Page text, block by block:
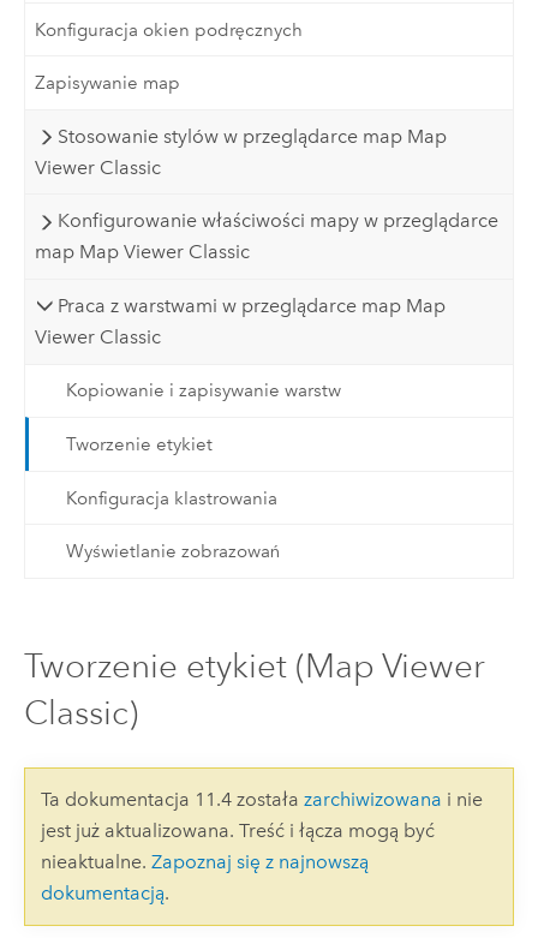
Konfiguracja okien podręcznych
Zapisywanie map
Stosowanie stylów w przeglądarce map Map
Viewer Classic
Konfigurowanie właściwości mapy w przeglądarce
map Map Viewer Classic
Praca z warstwami w przeglądarce map Map
Viewer Classic
Kopiowanie i zapisywanie warstw
Tworzenie etykiet
Konfiguracja klastrowania
Wyświetlanie zobrazowań
Tworzenie etykiet (Map Viewer
Classic)
Ta dokumentacja 11.4 została zarchiwizowana i nie
jest już aktualizowana. Treść i łącza mogą być
nieaktualne. Zapoznaj się z najnowszą
dokumentacją.